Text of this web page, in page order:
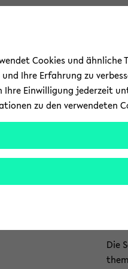
Die
Cookies und
Ihre Erfahrung zu
Ihre Einwilligung jederzeit
zu den verwendeten